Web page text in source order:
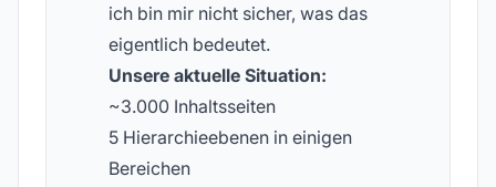
ich bin mir nicht sicher, was das
eigentlich bedeutet.
Unsere aktuelle Situation:
~3.000 Inhaltsseiten
5 Hierarchieebenen in einigen
Bereichen